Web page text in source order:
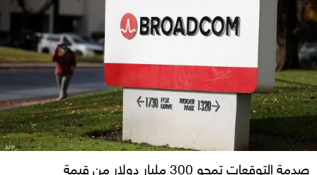
صدمة التوقعات تمحو 300 مليار دولار من قيمة